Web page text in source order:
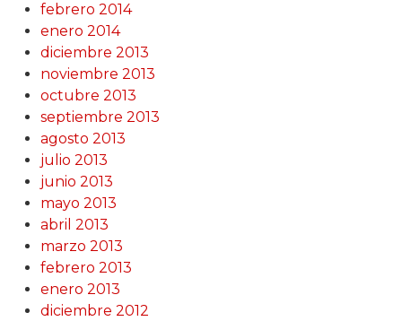
febrero 2014
enero 2014
diciembre 2013
noviembre 2013
octubre 2013
septiembre 2013
agosto 2013
julio 2013
junio 2013
mayo 2013
abril 2013
marzo 2013
febrero 2013
enero 2013
diciembre 2012